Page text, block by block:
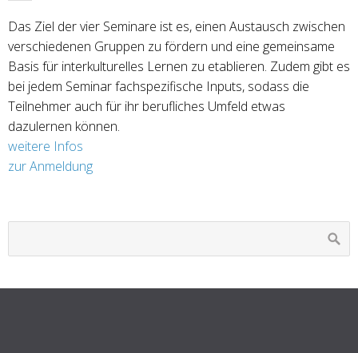
Das Ziel der vier Seminare ist es, einen Austausch zwischen
verschiedenen Gruppen zu fördern und eine gemeinsame
Basis für interkulturelles Lernen zu etablieren. Zudem gibt es
bei jedem Seminar fachspezifische Inputs, sodass die
Teilnehmer auch für ihr berufliches Umfeld etwas
dazulernen können.
weitere Infos
zur Anmeldung